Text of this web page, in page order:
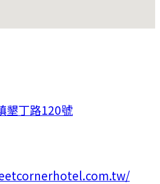
墾丁路120號